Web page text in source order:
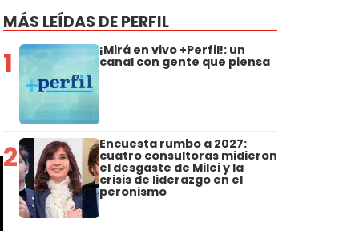
MÁS LEÍDAS DE PERFIL
1 ¡Mirá en vivo +Perfil!: un
canal con gente que piensa
2 Encuesta rumbo a 2027:
cuatro consultoras midieron
el desgaste de Milei y la
crisis de liderazgo en el
peronismo